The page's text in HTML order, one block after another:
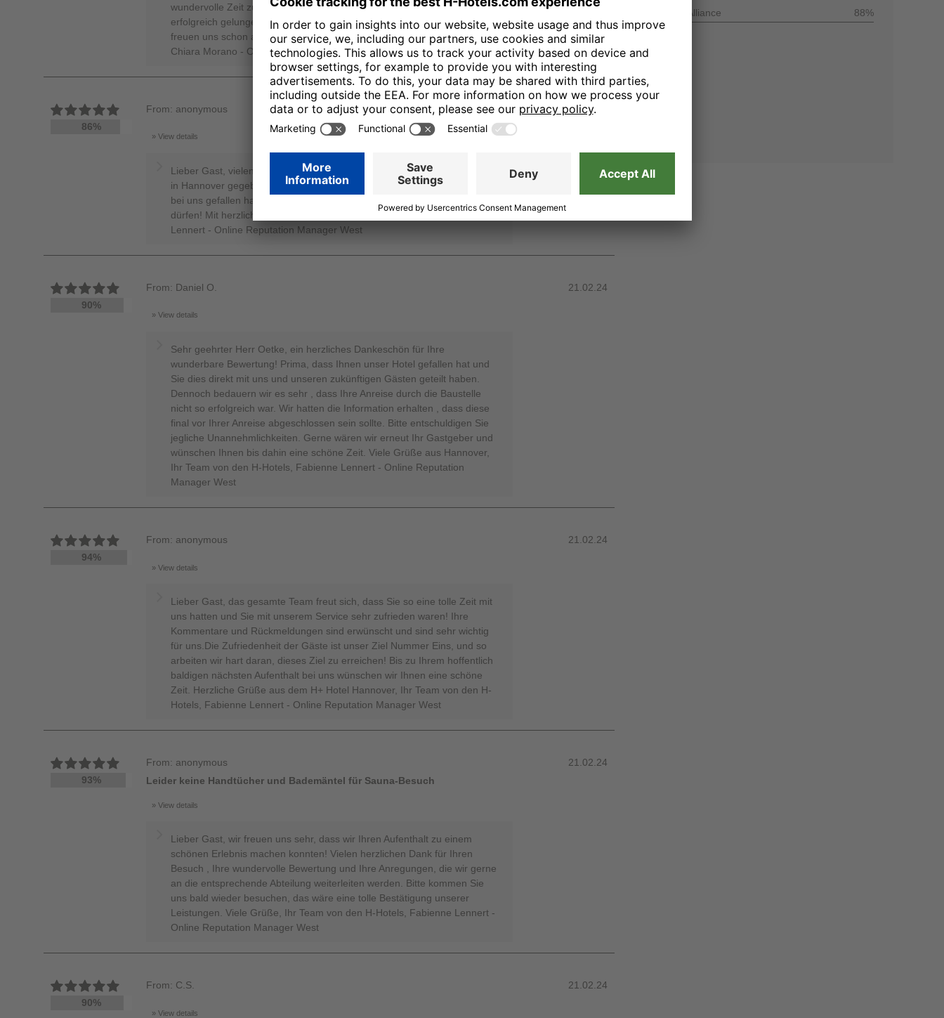
wundervolle Zeit zu ermöglichen und wir freuen uns, dass uns dies
erfolgreich gelungen ist. Kommen Sie uns gerne wieder besuchen - wir
freuen uns schon auf Sie! Herzliche Grüße, Ihr Team von den H-Hotels,
Chiara Morano - Online Reputation Manager
86%
From: anonymous
View details
Lieber Gast, vielen Dank für die super Bewertung, die Sie unserem Hotel
in Hannover gegeben haben. Wir freuen uns, dass Ihnen der Aufenthalt
bei uns gefallen hat und hoffen, Sie bald wieder bei uns begrüßen zu
dürfen! Mit herzlichen Grüßen, Ihr Team von den H-Hotels, Fabienne
Lennert - Online Reputation Manager West
22.02.24
90%
From: Daniel O.
View details
Sehr geehrter Herr Oetke, ein herzliches Dankeschön für Ihre
wunderbare Bewertung! Prima, dass Ihnen unser Hotel gefallen hat und
Sie dies direkt mit uns und unseren zukünftigen Gästen geteilt haben.
Dennoch bedauern wir es sehr , dass Ihre Anreise durch die Baustelle
nicht so erfolgreich war. Wir hatten die Information erhalten , dass diese
final vor Ihrer Anreise abgeschlossen sein sollte. Bitte entschuldigen Sie
jegliche Unannehmlichkeiten. Gerne wären wir erneut Ihr Gastgeber und
wünschen Ihnen bis dahin eine schöne Zeit. Viele Grüße aus Hannover,
Ihr Team von den H-Hotels, Fabienne Lennert - Online Reputation
Manager West
21.02.24
94%
From: anonymous
View details
Lieber Gast, das gesamte Team freut sich, dass Sie so eine tolle Zeit mit
uns hatten und Sie mit unserem Service sehr zufrieden waren! Ihre
Kommentare und Rückmeldungen sind erwünscht und sind sehr wichtig
für uns.Die Zufriedenheit der Gäste ist unser Ziel Nummer Eins, und so
arbeiten wir hart daran, dieses Ziel zu erreichen! Bis zu Ihrem hoffentlich
baldigen nächsten Aufenthalt bei uns wünschen wir Ihnen eine schöne
Zeit. Herzliche Grüße aus dem H+ Hotel Hannover, Ihr Team von den H-
Hotels, Fabienne Lennert - Online Reputation Manager West
21.02.24
93%
From: anonymous
Leider keine Handtücher und Bademäntel für Sauna-Besuch
View details
Lieber Gast, wir freuen uns sehr, dass wir Ihren Aufenthalt zu einem
schönen Erlebnis machen konnten! Vielen herzlichen Dank für Ihren
Besuch , Ihre wundervolle Bewertung und Ihre Anregungen, die wir gerne
an die entsprechende Abteilung weiterleiten werden. Bitte kommen Sie
uns bald wieder besuchen, das wäre eine tolle Bestätigung unserer
Leistungen. Viele Grüße, Ihr Team von den H-Hotels, Fabienne Lennert -
Online Reputation Manager West
21.02.24
90%
From: C.S.
View details
21.02.24
Customer Alliance 88%